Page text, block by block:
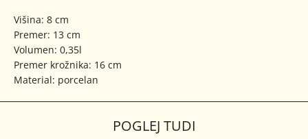
Višina: 8 cm
Premer: 13 cm
Volumen: 0,35l
Premer krožnika: 16 cm
Material: porcelan
POGLEJ TUDI